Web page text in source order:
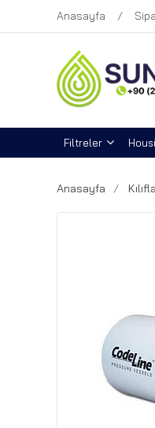
Anasayfa
Filtreler
Anasayfa